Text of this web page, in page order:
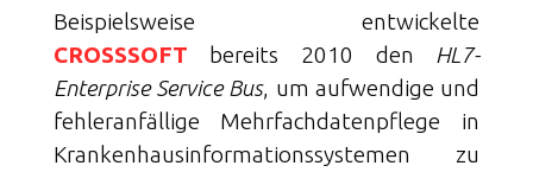
Beispielsweise entwickelte
CROSSSOFT
bereits 2010 den
HL7-
Enterprise Service Bus, um aufwendige und
fehleranfällige Mehrfachdatenpflege in
Krankenhaus­­informations­­systemen zu